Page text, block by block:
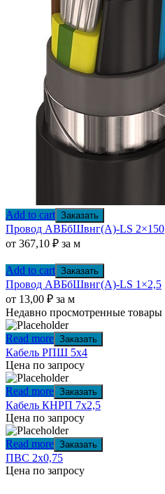
Add to cart Заказать
Провод АВБбШвнг(А)-LS 2×150
от 367,10 ₽ за м
Add to cart Заказать
Провод АВБбШвнг(А)-LS 1×2,5
от 13,00 ₽ за м
Недавно просмотренные товары
Read more Заказать
Кабель РПШ 5х4
Цена по запросу
Read more Заказать
Кабель КНРП 7х2,5
Цена по запросу
Read more Заказать
ПВС 2х0,75
Цена по запросу